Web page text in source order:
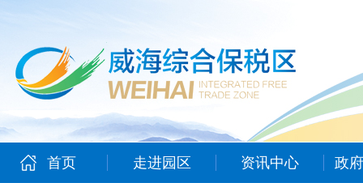
首页 走进园区 资讯中心 政